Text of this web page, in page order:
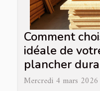
Comment
idéale de
plancher
Mercredi 4 mars